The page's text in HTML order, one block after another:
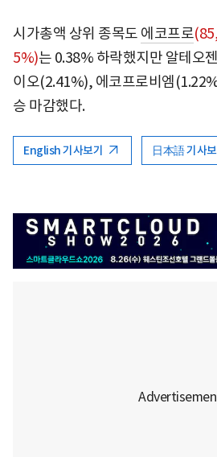
시가총액 상위 종목도 에코프로
5%)는 0.38% 하락했지만 알테오
이오(2.41%), 에코프로비엠
승 마감했다.
English 기사보기 日本語 기사